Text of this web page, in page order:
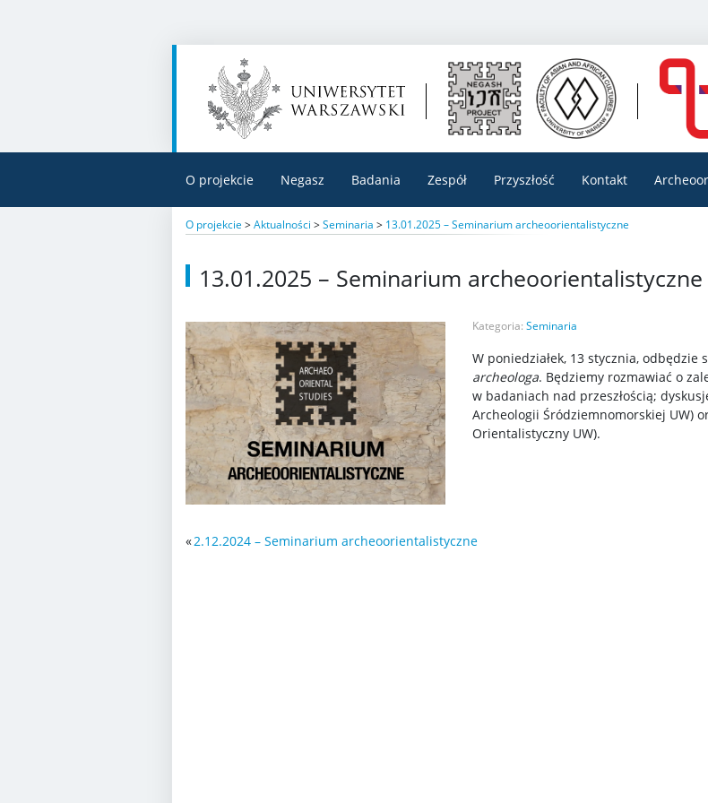
O projekcie Negasz Badania Zespół Przyszłość Kontakt
O projekcie >Aktualności >Seminaria > 13.01.2025 – Seminarium archeoorientalistyczne
13.01.2025 – Seminarium archeoorientalistyczne
Kategoria: Seminaria
W poniedziałek, 13 stycznia,
archeologa. Będziemy rozmawiać o
w badaniach nad przeszłością;
Archeologii Śródziemnomorskiej UW)
Orientalistyczny UW).
«2.12.2024 – Seminarium archeoorientalistyczne